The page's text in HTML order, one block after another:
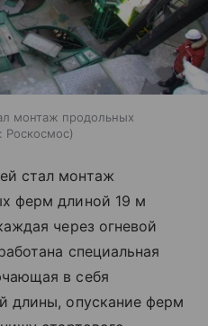
монтаж продольных
Роскосмос
стал монтаж
ферм длиной 19 м
через огневой
специальная
в себя
длины, опускание ферм